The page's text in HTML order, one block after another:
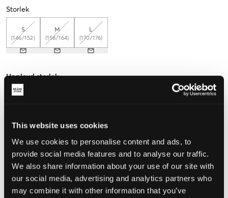
This website uses cookies
We use cookies to personalise content and ads, to
provide social media features and to analyse our traffic.
We also share information about your use of our site with
our social media, advertising and analytics partners who
may combine it with other information that you’ve
Storlek
S
(146/152)
M
(158/164)
L
(170/176)
Upplevd storlek
VÄLJ STORLEK
Fri frakt på beställningar över 699 kr
Öppet köp i 60 dagar
Leverans